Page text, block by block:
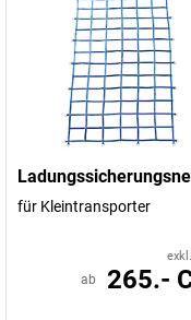
für Kleintransporter
ab 265.-